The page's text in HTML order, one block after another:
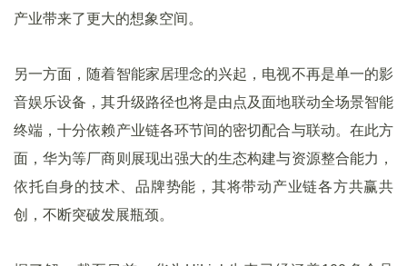
产业带来了更大的想象空间。
另一方面，随着智能家居理念的兴起，电视不再是单一的影
音娱乐设备，其升级路径也将是由点及面地联动全场景智能
终端，十分依赖产业链各环节间的密切配合与联动。在此方
面，华为等厂商则展现出强大的生态构建与资源整合能力，
依托自身的技术、品牌势能，其将带动产业链各方共赢共
创，不断突破发展瓶颈。